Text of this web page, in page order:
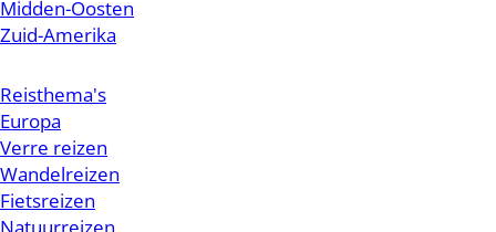
Midden-Oosten
Zuid-Amerika
Reisthema's
Europa
Verre reizen
Wandelreizen
Fietsreizen